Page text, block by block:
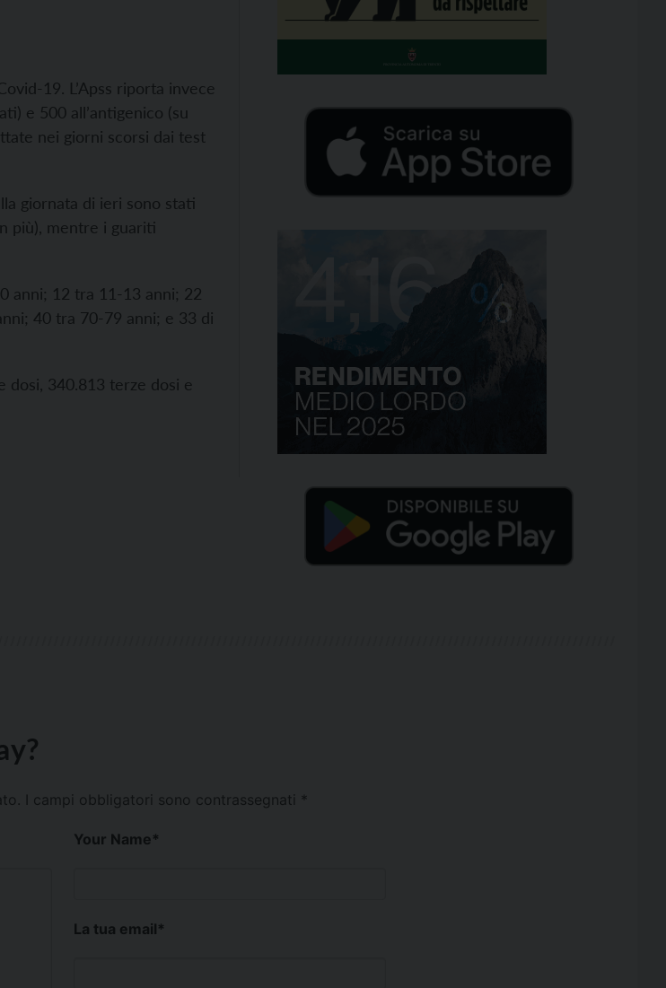
19. L’Apss riporta invece
e 500 all’antigenico (su
nei giorni scorsi dai test
giornata di ieri sono stati
più), mentre i guariti
anni; 12 tra 11-13 anni; 22
40 tra 70-79 anni; e 33 di
dosi, 340.813 terze dosi e
I campi obbligatori sono contrassegnati *
Your Name*
La tua email*